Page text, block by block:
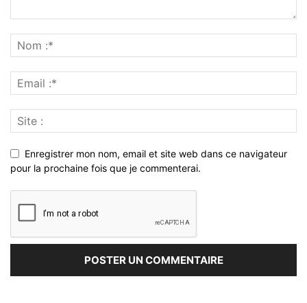
Enregistrer mon nom, email et site web dans ce navigateur
pour la prochaine fois que je commenterai.